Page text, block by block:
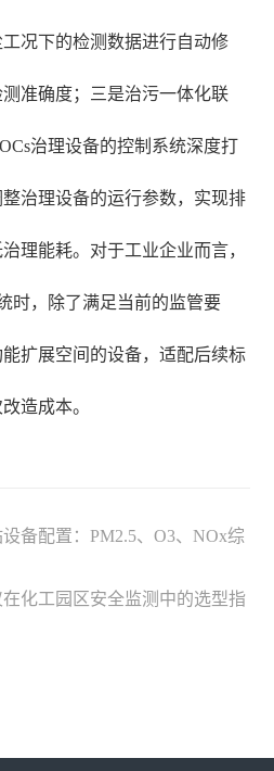
况下的检测数据进行自动修
准确度；三是治污一体化联
治理设备的控制系统深度打
治理设备的运行参数，实现排
理能耗。对于工业企业而言，
时，除了满足当前的监管要
扩展空间的设备，适配后续标
造成本。
备配置：PM2.5、O3、NOx综
化工园区安全监测中的选型指